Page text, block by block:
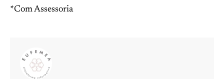
*Com Assessoria